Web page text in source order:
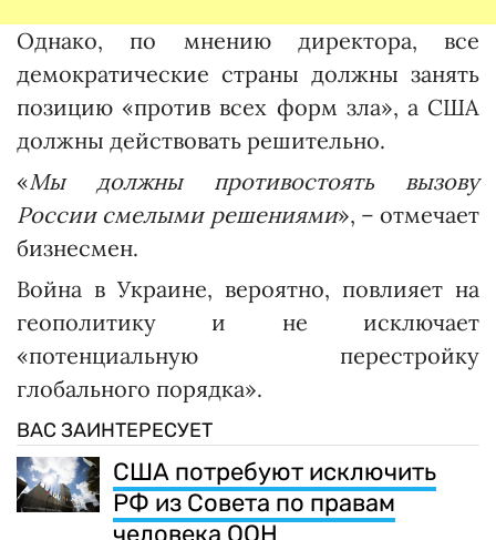
Однако, по мнению директора, все
демократические страны должны занять
позицию «против всех форм зла», а США
должны действовать решительно.
«Мы должны противостоять вызову
России смелыми решениями», – отмечает
бизнесмен.
Война в Украине, вероятно, повлияет на
геополитику и не исключает
«потенциальную перестройку
глобального порядка».
ВАС ЗАИНТЕРЕСУЕТ
США потребуют исключить
РФ из Совета по правам
человека ООН